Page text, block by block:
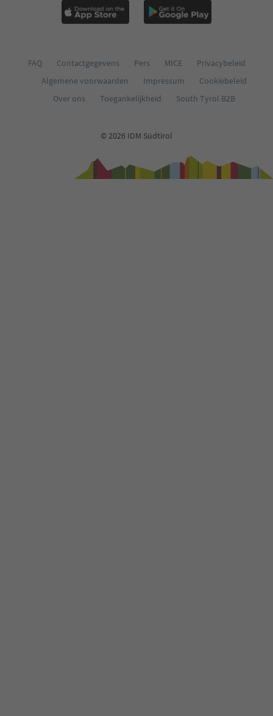
FAQ Contactgegevens Pers MICE
Privacybeleid
Algemene voorwaarden
Impressum
Cookiebeleid
Over ons
Toegankelijkheid South Tyrol B2B
© 2026 IDM Südtirol